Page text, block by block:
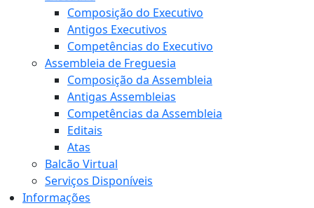
Composição do Executivo
Antigos Executivos
Competências do Executivo
Assembleia de Freguesia
Composição da Assembleia
Antigas Assembleias
Competências da Assembleia
Editais
Atas
Balcão Virtual
Serviços Disponíveis
Informações